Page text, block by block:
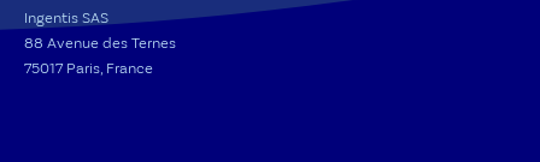
Ingentis SAS
88 Avenue des Ternes
75017 Paris, France